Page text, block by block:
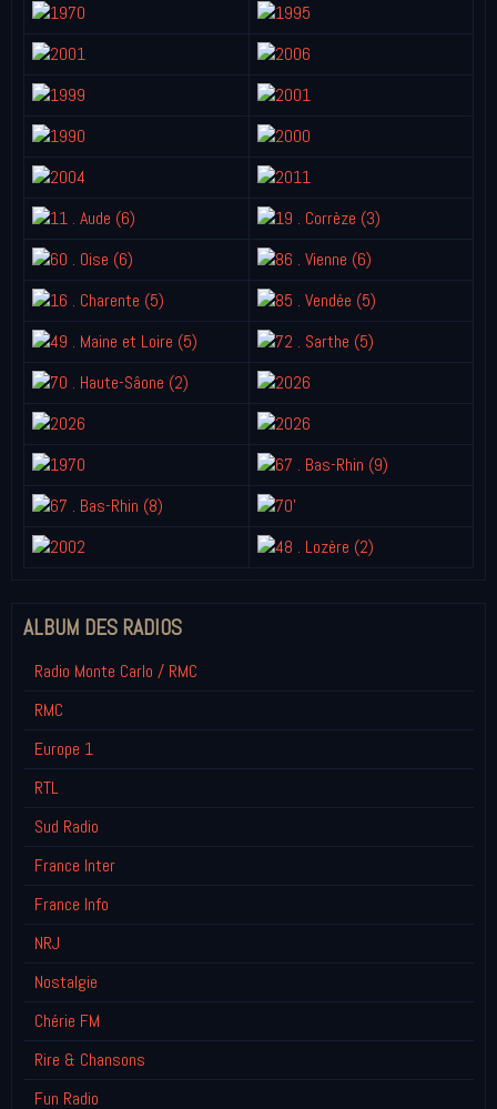
ALBUM DES RADIOS
Radio Monte Carlo / RMC
RMC
Europe 1
RTL
Sud Radio
France Inter
France Info
NRJ
Nostalgie
Chérie FM
Rire & Chansons
Fun Radio